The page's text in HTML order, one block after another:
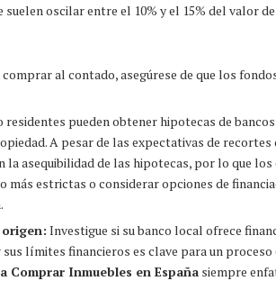
oscilar entre el 10% y el 15% del valor
comprar al contado, asegúrese de que los
residentes pueden obtener hipotecas de
A pesar de las expectativas de recortes
la asequibilidad de las hipotecas, por lo que
más estrictas o considerar opciones de
origen: Investigue si su banco local ofrece
límites financieros es clave para un proceso
Comprar Inmuebles en España siempre